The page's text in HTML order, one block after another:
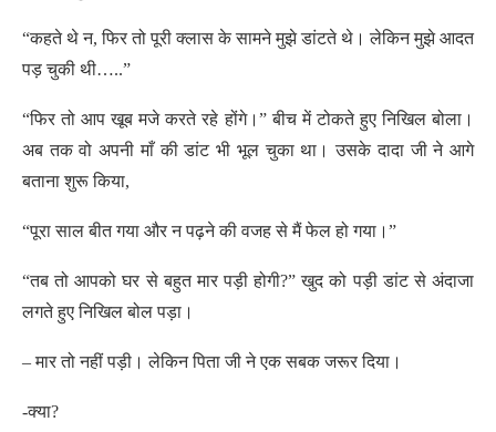
“कहते थे न, फिर तो पूरी क्लास के सामने मुझे डांटते थे। लेकिन मुझे आदत
पड़ चुकी थी…..”
“फिर तो आप खूब मजे करते रहे होंगे।” बीच में टोकते हुए निखिल बोला।
अब तक वो अपनी माँ की डांट भी भूल चुका था। उसके दादा जी ने आगे
बताना शुरू किया,
“पूरा साल बीत गया और न पढ़ने की वजह से मैं फेल हो गया।”
“तब तो आपको घर से बहुत मार पड़ी होगी?” खुद को पड़ी डांट से अंदाजा
लगते हुए निखिल बोल पड़ा।
– मार तो नहीं पड़ी। लेकिन पिता जी ने एक सबक जरूर दिया।
-क्या?